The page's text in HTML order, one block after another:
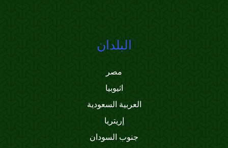
البلدان
مصر
اثيوبيا
العربية السعودية
إريتريا
جنوب السودان